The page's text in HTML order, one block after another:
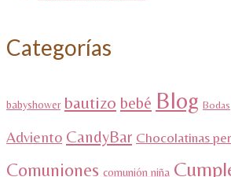
Categorías
babyshower bautizo bebé Blog Bodas
Adviento CandyBar Chocolatinas
Comuniones comunión niña